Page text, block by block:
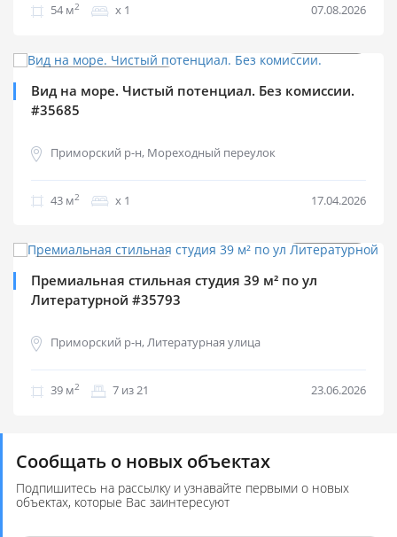
54 м2 х 1 07.08.2026
Вид на море. Чистый потенциал. Без комиссии.
#35685
Приморский р-н, Мореходный переулок
43 м2 х 1 17.04.2026
Премиальная стильная студия 39 м² по ул
Литературной #35793
Приморский р-н, Литературная улица
39 м2 7 из 21 23.06.2026
Сообщать о новых объектах
Подпишитесь на рассылку и узнавайте первыми о новых
объектах, которые Вас заинтересуют